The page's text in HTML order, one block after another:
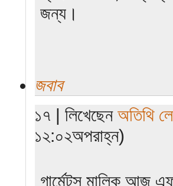
জন্য।
জবাব
১৭ | লিখেছেনঅতিথি
১২:০২অপরাহ্ন)
গার্মেন্টস মালিক আজ